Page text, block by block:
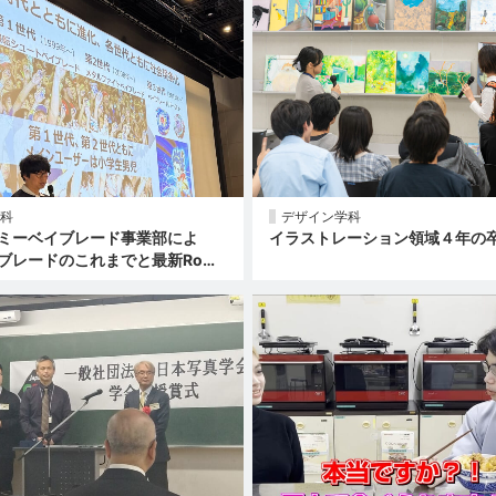
ーベイブレード事業部によ
レードのこれまでと最新Ro…
デザイン学科
イラストレーション領域４年の